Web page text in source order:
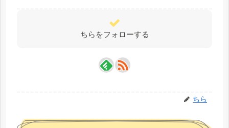
ちらをフォローする
ちら